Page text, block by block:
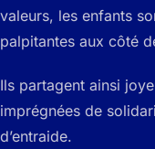
valeurs, les enfants
palpitantes aux côté
Ils partagent ainsi
imprégnées de
d’entraide.